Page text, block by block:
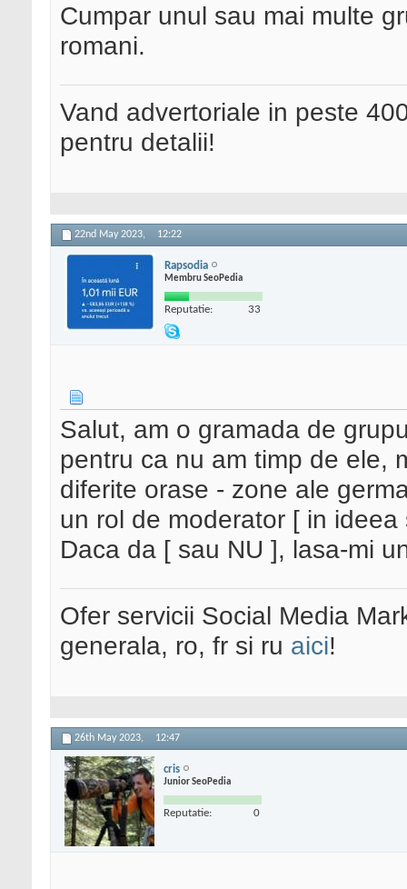
Cumpar unul sau mai multe
romani.
Vand advertoriale in peste
pentru detalii!
22nd May 2023, 12:22
Rapsodia
Membru SeoPedia
Reputatie: 33
Salut, am o gramada de
pentru ca nu am timp de ele,
diferite orase - zone ale
un rol de moderator [ in
Daca da [ sau NU ], lasa-mi
Ofer servicii Social Media
generala, ro, fr si ru aici!
26th May 2023, 12:47
cris
Junior SeoPedia
Reputatie: 0